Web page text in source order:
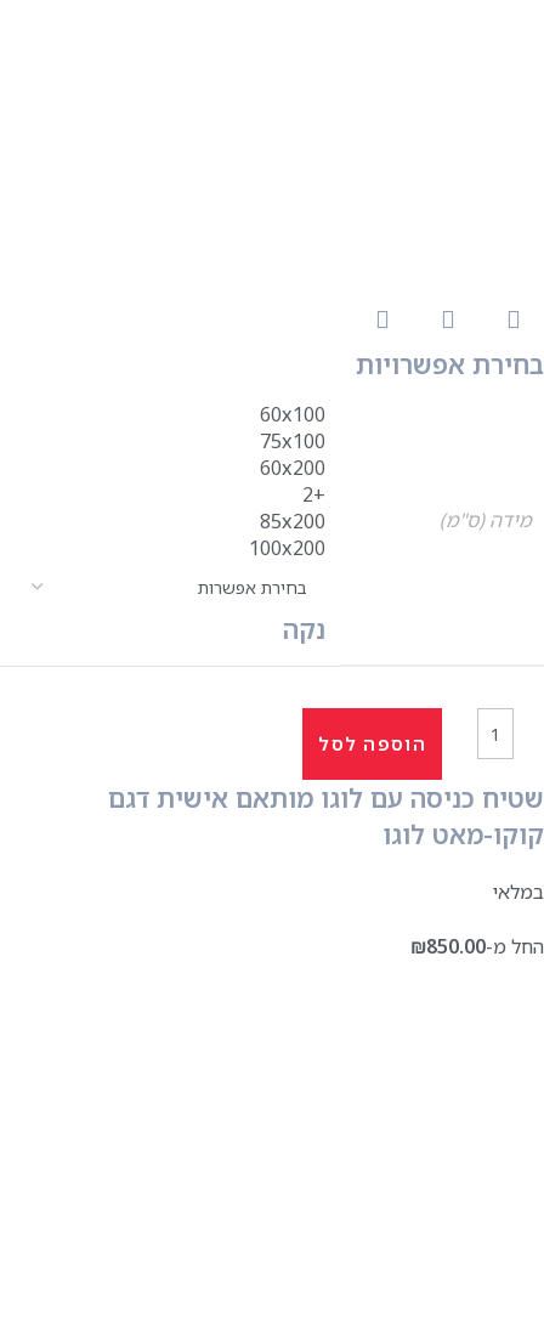
בחירת אפשרויות
מידה (ס"מ)
60x100
75x100
60x200
+2
85x200
100x200
נקה
הוספה לסל
שטיח כניסה עם לוגו מותאם אישית דגם
קוקו-מאט לוגו
במלאי
החל מ- ₪850.00